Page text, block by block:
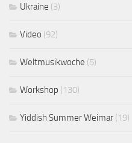
Ukraine (3)
Video (92)
Weltmusikwoche (5)
Workshop (130)
Yiddish Summer Weimar (19)